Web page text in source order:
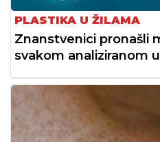
PLASTIKA U ŽILAMA
Znanstvenici pronašli
svakom analiziranom